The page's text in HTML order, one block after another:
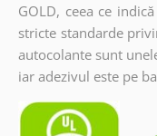
GOLD, ceea ce
stricte standarde
autocolante sunt
iar adezivul este pe